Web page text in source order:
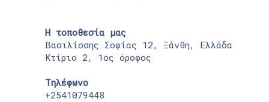
Η τοποθεσία μας
Βασιλίσσης Σοφίας 12, Ξάνθη, Ελλάδα
Κτίριο 2, 1ος όροφος
Τηλέφωνο
+2541079448